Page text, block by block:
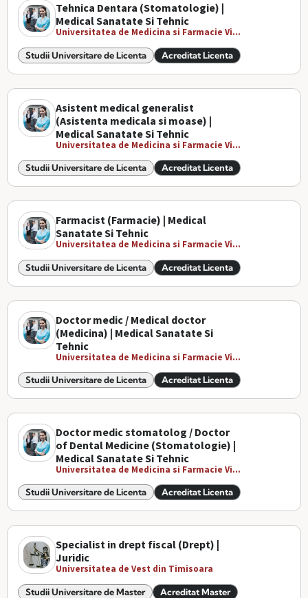
Tehnica Dentara (Stomatologie) |
Medical Sanatate Si Tehnic
Universitatea de Medicina si Farmacie Vi...
Studii Universitare de Licenta Acreditat Licenta
Asistent medical generalist
(Asistenta medicala si moase) |
Medical Sanatate Si Tehnic
Universitatea de Medicina si Farmacie Vi...
Studii Universitare de Licenta Acreditat Licenta
Farmacist (Farmacie) | Medical
Sanatate Si Tehnic
Universitatea de Medicina si Farmacie Vi...
Studii Universitare de Licenta Acreditat Licenta
Doctor medic / Medical doctor
(Medicina) | Medical Sanatate Si
Tehnic
Universitatea de Medicina si Farmacie Vi...
Studii Universitare de Licenta Acreditat Licenta
Doctor medic stomatolog / Doctor
of Dental Medicine (Stomatologie) |
Medical Sanatate Si Tehnic
Universitatea de Medicina si Farmacie Vi...
Studii Universitare de Licenta Acreditat Licenta
Specialist in drept fiscal (Drept) |
Juridic
Universitatea de Vest din Timisoara
Studii Universitare de Master Acreditat Master